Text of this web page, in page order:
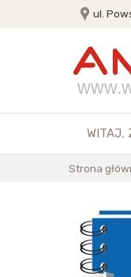
ul.
WITAJ,
Strona